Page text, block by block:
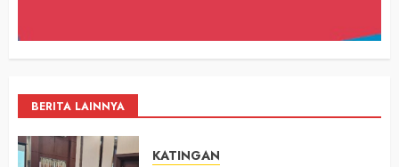
BERITA LAINNYA
KATINGAN